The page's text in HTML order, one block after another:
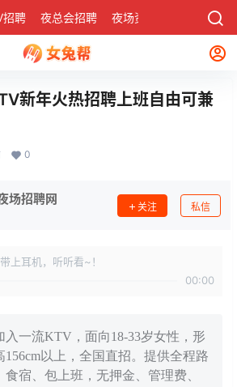
招聘 夜总会招聘 夜场资讯 社区
新年火热招聘上班自由可兼
0
场招聘网 关注 私信
上耳机，听听看~！
00:00
入一流KTV，面向18-33岁女性，形
以上，全国直招。提供全程路
宿、包上班，无押金、管理费、